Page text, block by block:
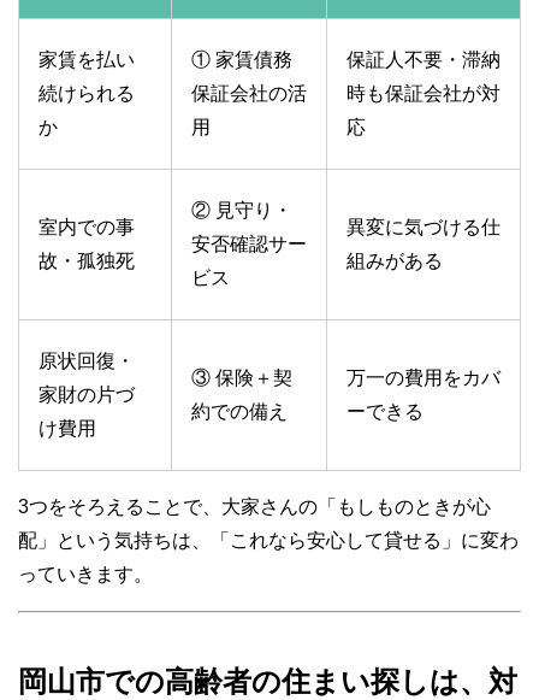
家賃を払い
続けられる
か
① 家賃債務
保証会社の活
用
保証人不要・滞納
時も保証会社が対
応
室内での事
故・孤独死
② 見守り・
安否確認サー
ビス
異変に気づける仕
組みがある
原状回復・
家財の片づ
け費用
③ 保険＋契
約での備え
万一の費用をカバ
ーできる
3つをそろえることで、大家さんの「もしものときが心
配」という気持ちは、「これなら安心して貸せる」に変わ
っていきます。
岡山市での高齢者の住まい探しは、対